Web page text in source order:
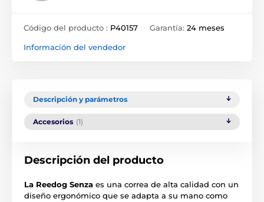
Código del producto : P40157 Garantía: 24 meses
Información del vendedor
Descripción y parámetros
Accesorios (1)
Descripción del producto
La Reedog Senza es una correa de alta calidad con un
diseño ergonómico que se adapta a su mano como